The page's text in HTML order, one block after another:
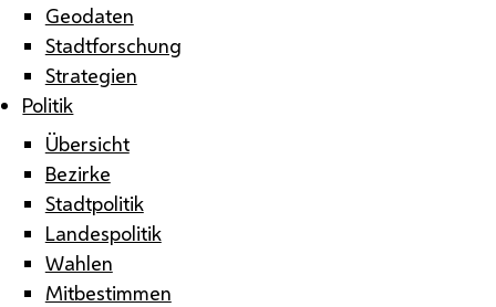
Geodaten
Stadtforschung
Strategien
Politik
Übersicht
Bezirke
Stadtpolitik
Landespolitik
Wahlen
Mitbestimmen